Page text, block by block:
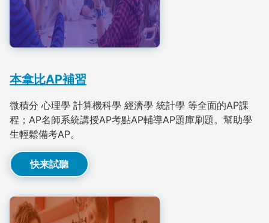
本拿比AP補習
微積分 心理學 計算機科學 經濟學 統計學 等全面的AP課
程；AP名師系統講授AP考點AP輔導AP題庫刷題。幫助學
生輕鬆備考AP。
快来試聽